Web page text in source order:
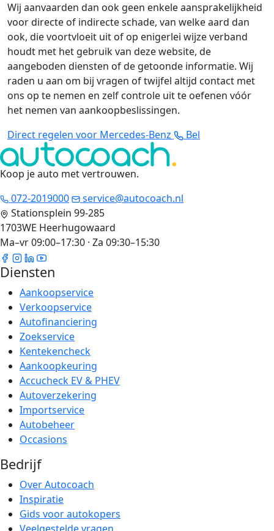
Wij aanvaarden dan ook geen enkele aansprakelijkheid
voor directe of indirecte schade, van welke aard dan
ook, die voortvloeit uit of op enigerlei wijze verband
houdt met het gebruik van deze website, de
aangeboden diensten of de getoonde informatie. Wij
raden u aan om bij vragen of twijfel altijd contact met
ons op te nemen en zelf controle uit te oefenen vóór
het nemen van aankoopbeslissingen.
Direct regelen voor Mercedes-Benz
Bel
Koop je auto met vertrouwen.
072-2019000
service@autocoach.nl
Stationsplein 99-285
1703WE Heerhugowaard
Ma–vr 09:00–17:30 · Za 09:30–15:30
Diensten
Aankoopservice
Verkoopservice
Autofinanciering
Zoekservice
Kentekencheck
Aankoopkeuring
Accucheck EV & PHEV
Autoverzekering
Importservice
Autobeheer
Occasions
Bedrijf
Over Autocoach
Inspiratie
Gids voor autokopers